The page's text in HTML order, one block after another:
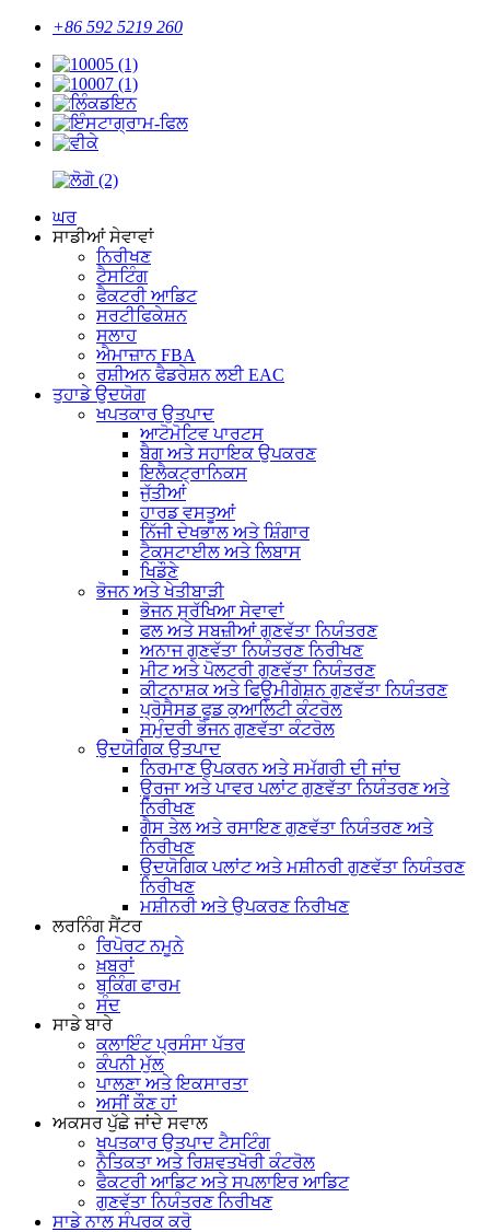
+86 592 5219 260
ਘਰ
ਸਾਡੀਆਂ ਸੇਵਾਵਾਂ
ਨਿਰੀਖਣ
ਟੈਸਟਿੰਗ
ਫੈਕਟਰੀ ਆਡਿਟ
ਸਰਟੀਫਿਕੇਸ਼ਨ
ਸਲਾਹ
ਐਮਾਜ਼ਾਨ FBA
ਰਸ਼ੀਅਨ ਫੈਡਰੇਸ਼ਨ ਲਈ EAC
ਤੁਹਾਡੇ ਉਦਯੋਗ
ਖਪਤਕਾਰ ਉਤਪਾਦ
ਆਟੋਮੋਟਿਵ ਪਾਰਟਸ
ਬੈਗ ਅਤੇ ਸਹਾਇਕ ਉਪਕਰਣ
ਇਲੈਕਟ੍ਰਾਨਿਕਸ
ਜੁੱਤੀਆਂ
ਹਾਰਡ ਵਸਤੂਆਂ
ਨਿੱਜੀ ਦੇਖਭਾਲ ਅਤੇ ਸ਼ਿੰਗਾਰ
ਟੈਕਸਟਾਈਲ ਅਤੇ ਲਿਬਾਸ
ਖਿਡੌਣੇ
ਭੋਜਨ ਅਤੇ ਖੇਤੀਬਾੜੀ
ਭੋਜਨ ਸੁਰੱਖਿਆ ਸੇਵਾਵਾਂ
ਫਲ ਅਤੇ ਸਬਜ਼ੀਆਂ ਗੁਣਵੱਤਾ ਨਿਯੰਤਰਣ
ਅਨਾਜ ਗੁਣਵੱਤਾ ਨਿਯੰਤਰਣ ਨਿਰੀਖਣ
ਮੀਟ ਅਤੇ ਪੋਲਟਰੀ ਗੁਣਵੱਤਾ ਨਿਯੰਤਰਣ
ਕੀਟਨਾਸ਼ਕ ਅਤੇ ਫਿਊਮੀਗੇਸ਼ਨ ਗੁਣਵੱਤਾ ਨਿਯੰਤਰਣ
ਪ੍ਰੋਸੈਸਡ ਫੂਡ ਕੁਆਲਿਟੀ ਕੰਟਰੋਲ
ਸਮੁੰਦਰੀ ਭੋਜਨ ਗੁਣਵੱਤਾ ਕੰਟਰੋਲ
ਉਦਯੋਗਿਕ ਉਤਪਾਦ
ਨਿਰਮਾਣ ਉਪਕਰਨ ਅਤੇ ਸਮੱਗਰੀ ਦੀ ਜਾਂਚ
ਊਰਜਾ ਅਤੇ ਪਾਵਰ ਪਲਾਂਟ ਗੁਣਵੱਤਾ ਨਿਯੰਤਰਣ ਅਤੇ
ਨਿਰੀਖਣ
ਗੈਸ ਤੇਲ ਅਤੇ ਰਸਾਇਣ ਗੁਣਵੱਤਾ ਨਿਯੰਤਰਣ ਅਤੇ
ਨਿਰੀਖਣ
ਉਦਯੋਗਿਕ ਪਲਾਂਟ ਅਤੇ ਮਸ਼ੀਨਰੀ ਗੁਣਵੱਤਾ ਨਿਯੰਤਰਣ
ਨਿਰੀਖਣ
ਮਸ਼ੀਨਰੀ ਅਤੇ ਉਪਕਰਣ ਨਿਰੀਖਣ
ਲਰਨਿੰਗ ਸੈਂਟਰ
ਰਿਪੋਰਟ ਨਮੂਨੇ
ਖ਼ਬਰਾਂ
ਬੁਕਿੰਗ ਫਾਰਮ
ਸੰਦ
ਸਾਡੇ ਬਾਰੇ
ਕਲਾਇੰਟ ਪ੍ਰਸੰਸਾ ਪੱਤਰ
ਕੰਪਨੀ ਮੁੱਲ
ਪਾਲਣਾ ਅਤੇ ਇਕਸਾਰਤਾ
ਅਸੀਂ ਕੌਣ ਹਾਂ
ਅਕਸਰ ਪੁੱਛੇ ਜਾਂਦੇ ਸਵਾਲ
ਖਪਤਕਾਰ ਉਤਪਾਦ ਟੈਸਟਿੰਗ
ਨੈਤਿਕਤਾ ਅਤੇ ਰਿਸ਼ਵਤਖੋਰੀ ਕੰਟਰੋਲ
ਫੈਕਟਰੀ ਆਡਿਟ ਅਤੇ ਸਪਲਾਇਰ ਆਡਿਟ
ਗੁਣਵੱਤਾ ਨਿਯੰਤਰਣ ਨਿਰੀਖਣ
ਸਾਡੇ ਨਾਲ ਸੰਪਰਕ ਕਰੋ